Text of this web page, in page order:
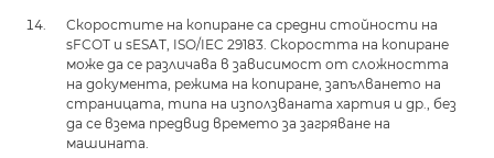
Скоростите на копиране са средни стойности на
sFCOT и sESAT, ISO/IEC 29183. Скоростта на копиране
може да се различава в зависимост от сложността
на документа, режима на копиране, запълването на
страницата, типа на използваната хартия и др., без
да се взема предвид времето за загряване на
машината.